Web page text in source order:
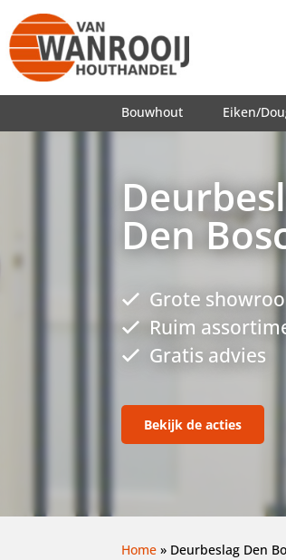
Bouwhout Eiken/
Den
Grote
Ruim
Gratis advies
Bekijk de acties
Home » Deurbeslag Den